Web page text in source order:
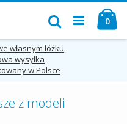
własnym łóżku
wysyłka
w Polsce
0
Szukaj
z modeli